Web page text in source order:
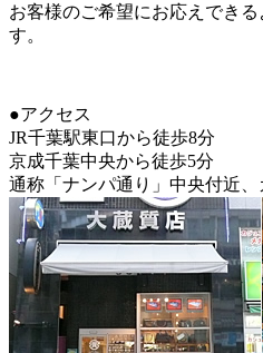
お客様のご希望にお応えでき
す。
●アクセス
JR千葉駅東口から徒歩8分
京成千葉中央から徒歩5分
通称「ナンパ通り」中央付近、